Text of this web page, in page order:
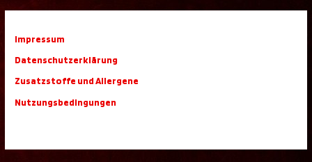
Impressum
Datenschutzerklärung
Zusatzstoffe und Allergene
Nutzungsbedingungen